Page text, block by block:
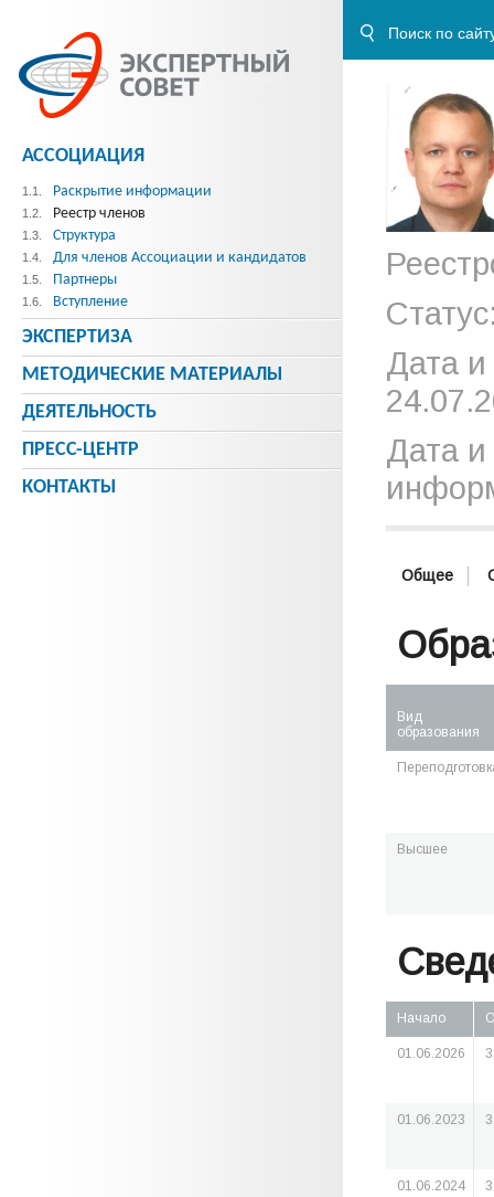
Дата
Дата и
Общее
Вид
образования
Высшее
Начало
01.06.2026
01.06.2023
01.06.2024
АССОЦИАЦИЯ
1.1. Раскрытие информации
1.2. Реестр членов
1.3. Структура
1.4. Для членов Ассоциации и кандидатов
1.5. Партнеры
1.6. Вступление
ЭКСПЕРТИЗА
МЕТОДИЧЕСКИE МАТЕРИАЛЫ
ДЕЯТЕЛЬНОСТЬ
ПРЕСС-ЦЕНТР
КОНТАКТЫ